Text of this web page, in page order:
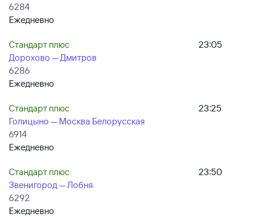
6284
Ежедневно
Стандарт плюс
Дорохово — Дмитров
6286
Ежедневно
23:05
Стандарт плюс
Голицыно — Москва Белорусская
6914
Ежедневно
23:25
Стандарт плюс
Звенигород — Лобня
6292
Ежедневно
23:50